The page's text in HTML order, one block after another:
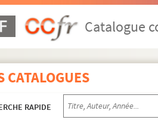
Catalogue
CATALOGUES
RAPIDE